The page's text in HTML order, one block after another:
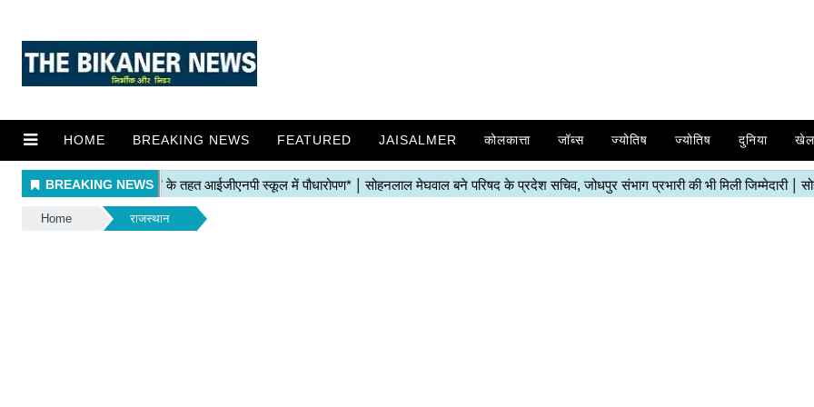
HOME BREAKING NEWS FEATURED JAISALMER कोलकात्ता जॉब्स ज्योतिष ज्योतिष दुनिया खेल
Home राजस्थान